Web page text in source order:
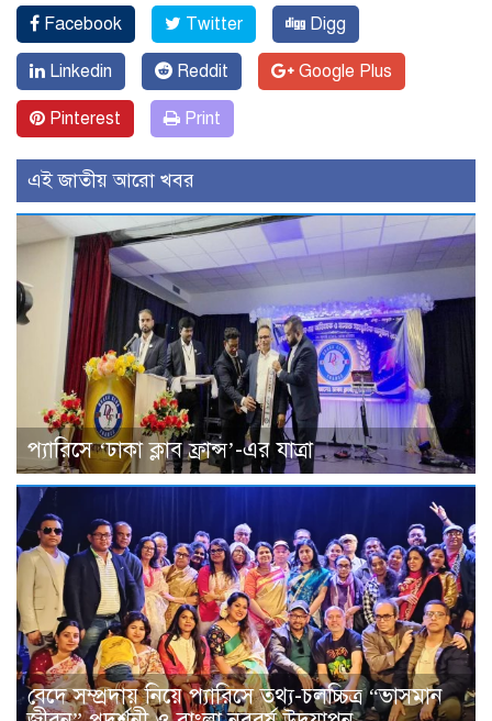
Facebook Twitter Digg
Linkedin Reddit Google Plus
Pinterest Print
এই জাতীয় আরো খবর
প্যারিসে ‘ঢাকা ক্লাব ফ্রান্স’-এর যাত্রা
বেদে সম্প্রদায় নিয়ে প্যারিসে তথ্য-চলচ্চিত্র “ভাসমান